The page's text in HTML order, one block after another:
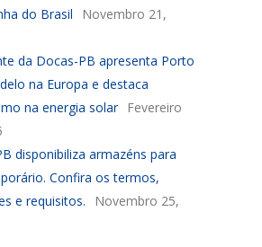
do Brasil
Novembro 21,
da Docas-PB apresenta Porto
na Europa e destaca
na energia solar Fevereiro
disponibiliza armazéns para
Confira os termos,
e requisitos.
Novembro 25,